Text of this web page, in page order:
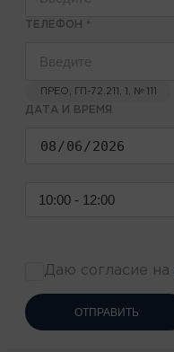
ТЕЛЕФОН *
ПРЕО, ГП-72.211, 1, № 111
ДАТА И ВРЕМЯ
Даю согласие на
ОТПРАВИТЬ